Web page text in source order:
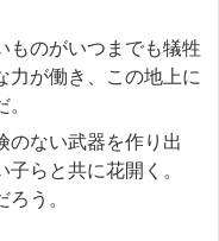
ものがいつまでも犠牲
力が働き、この地上に
のない武器を作り出
らと共に花開く。
う。